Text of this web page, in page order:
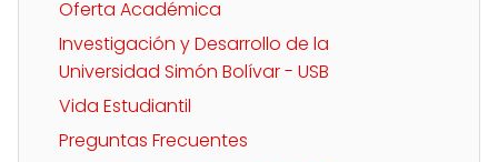
Oferta Académica
Investigación y Desarrollo de la
Universidad Simón Bolívar - USB
Vida Estudiantil
Preguntas Frecuentes